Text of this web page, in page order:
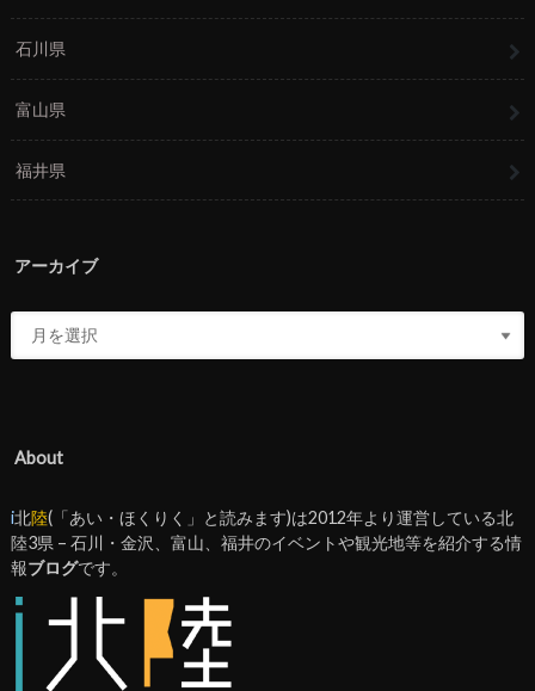
石川県
富山県
福井県
アーカイブ
About
i北陸(「あい・ほくりく」と読みます)は2012年より運営している北
陸3県 – 石川・金沢、富山、福井のイベントや観光地等を紹介する情
報ブログです。